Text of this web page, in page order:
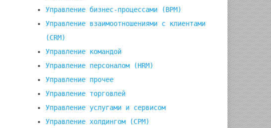
Управление бизнес-процессами (BPM)
Управление взаимоотношениями с клиентами
(СRM)
Управление командой
Управление персоналом (HRM)
Управление прочее
Управление торговлей
Управление услугами и сервисом
Управление холдингом (CPM)